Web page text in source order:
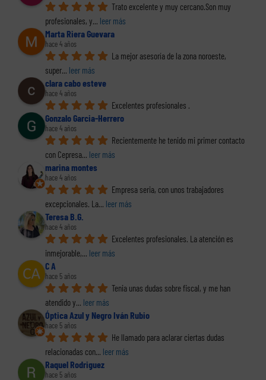
Trato excelente y muy cercano.Son muy
profesionales, y... leer más
Marta Riera Guevara
hace 4 años
La mejor asesoría de la zona noroeste,
super... leer más
clara cabo esteve
hace 4 años
Excelentes profesionales .
Gonzalo Garcia-Herrero
hace 4 años
Recientemente he tenido mi primer contacto
con Cepresa... leer más
marina montes
hace 4 años
Empresa seria, con unos trabajadores
excepcionales. La... leer más
Teresa B.G.
hace 4 años
Excelentes profesionales. La atención es
inmejorable,... leer más
C A
hace 5 años
Tenia unas dudas sobre fiscal, y me han
atendido y... leer más
Óptica Azul y Negro Iván Rubio
hace 5 años
He llamado para aclarar ciertas dudas
relacionadas con... leer más
Raquel Rodriguez
hace 5 años